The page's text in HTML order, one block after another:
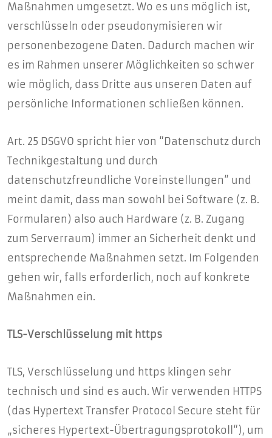
Maßnahmen umgesetzt. Wo es uns möglich ist,
verschlüsseln oder pseudonymisieren wir
personenbezogene Daten. Dadurch machen wir
es im Rahmen unserer Möglichkeiten so schwer
wie möglich, dass Dritte aus unseren Daten auf
persönliche Informationen schließen können.
Art. 25 DSGVO spricht hier von “Datenschutz durch
Technikgestaltung und durch
datenschutzfreundliche Voreinstellungen” und
meint damit, dass man sowohl bei Software (z. B.
Formularen) also auch Hardware (z. B. Zugang
zum Serverraum) immer an Sicherheit denkt und
entsprechende Maßnahmen setzt. Im Folgenden
gehen wir, falls erforderlich, noch auf konkrete
Maßnahmen ein.
TLS-Verschlüsselung mit https
TLS, Verschlüsselung und https klingen sehr
technisch und sind es auch. Wir verwenden HTTPS
(das Hypertext Transfer Protocol Secure steht für
„sicheres Hypertext-Übertragungsprotokoll“), um